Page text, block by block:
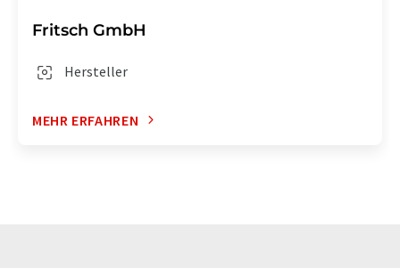
Fritsch GmbH
Hersteller
MEHR ERFAHREN